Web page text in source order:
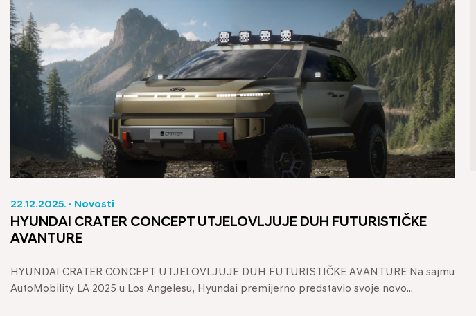
22.12.2025. - Novosti
HYUNDAI CRATER CONCEPT UTJELOVLJUJE DUH FUTURISTIČKE
AVANTURE
HYUNDAI CRATER CONCEPT UTJELOVLJUJE DUH FUTURISTIČKE AVANTURE Na sajmu
AutoMobility LA 2025 u Los Angelesu, Hyundai premijerno predstavio svoje novo...